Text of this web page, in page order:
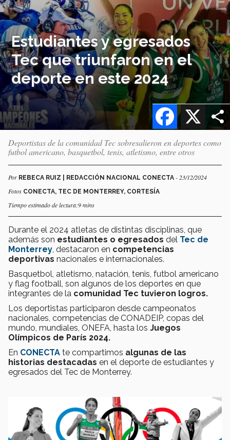
Estudiantes y egresados
Tec que triunfaron en el
deporte en este 2024
X
Facebook
Deportistas de la comunidad Tec sobresalieron en deportes como
futbol americano, basquetbol, tenis, atletismo, entre otros
Por REBECA RUIZ | REDACCIÓN NACIONAL CONECTA - 23/12/2024
Fotos CONECTA, TEC DE MONTERREY, CORTESÍA
Tiempo estimado de lectura:9 mins
Durante el 2024 atletas de distintas disciplinas, que
además son estudiantes o egresados del Tec de
Monterrey , destacaron en competencias
deportivas nacionales e internacionales.
Basquetbol, atletismo, natación, tenis, futbol americano
y flag football, son algunos de los deportes en que
integrantes de la comunidad Tec tuvieron logros.
Los deportistas participaron desde campeonatos
nacionales, competencias de CONADEIP, copas del
mundo, mundiales, ONEFA, hasta los Juegos
Olímpicos de París 2024.
En CONECTA te compartimos algunas de las
historias destacadas en el deporte de estudiantes y
egresados del Tec de Monterrey.